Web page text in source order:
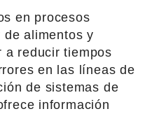
en procesos
alimentos y
a reducir tiempos
en las líneas de
de sistemas de
información